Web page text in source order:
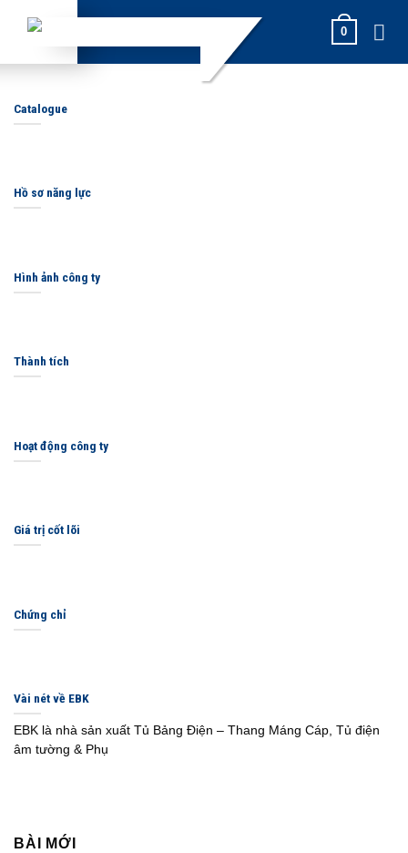
0
Catalogue
Hồ sơ năng lực
Hình ảnh công ty
Thành tích
Hoạt động công ty
Giá trị cốt lõi
Chứng chỉ
Vài nét về EBK
EBK là nhà sản xuất Tủ Bảng Điện – Thang Máng Cáp, Tủ điện
âm tường & Phụ
BÀI MỚI